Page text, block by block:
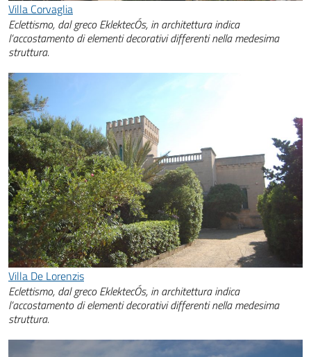
Villa Corvaglia
Eclettismo, dal greco EklektecÓs, in architettura indica
l’accostamento di elementi decorativi differenti nella medesima
struttura.
Villa De Lorenzis
Eclettismo, dal greco EklektecÓs, in architettura indica
l’accostamento di elementi decorativi differenti nella medesima
struttura.